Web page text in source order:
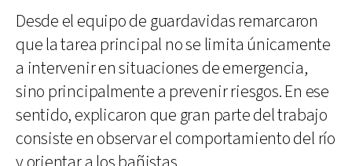
Desde el equipo de guardavidas remarcaron
que la tarea principal no se limita únicamente
a intervenir en situaciones de emergencia,
sino principalmente a prevenir riesgos. En ese
sentido, explicaron que gran parte del trabajo
consiste en observar el comportamiento del río